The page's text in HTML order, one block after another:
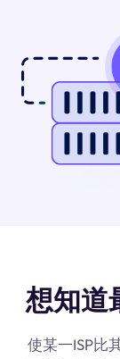
想知道
使某一ISP比